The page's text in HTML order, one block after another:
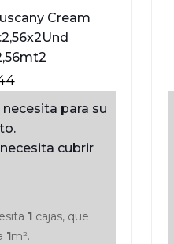
Cream
para su
cubrir
1cajas, que
1m².